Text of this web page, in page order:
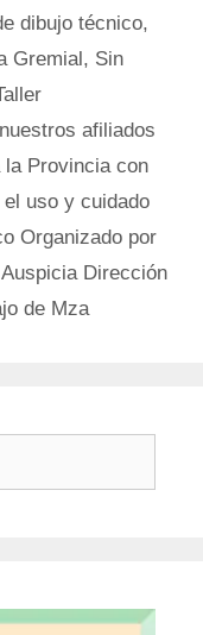
dibujo técnico,
Gremial, Sin
afiliados
la Provincia con
uso y cuidado
Organizado por
Dirección
de Mza